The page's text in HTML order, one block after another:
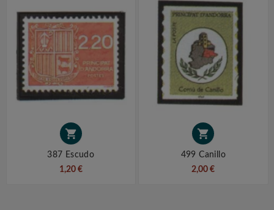

387 Escudo
1,20 €

499 Canillo
2,00 €